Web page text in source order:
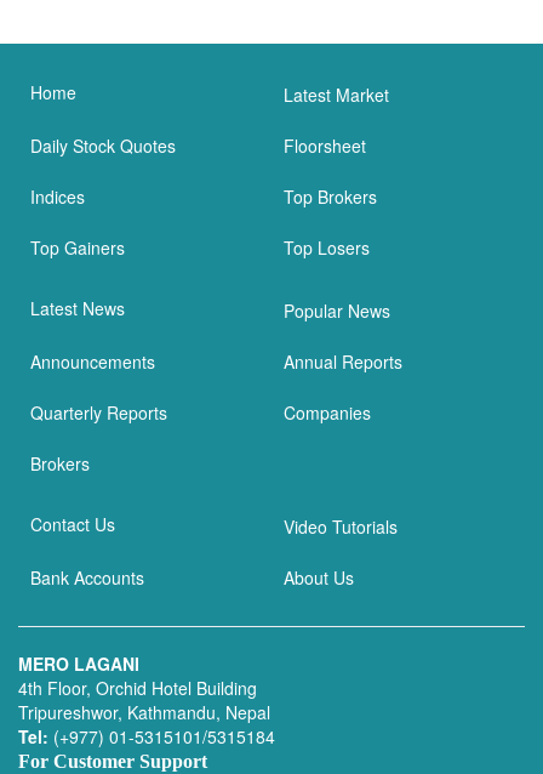
Home Latest Market
Daily Stock Quotes Floorsheet
Indices Top Brokers
Top Gainers Top Losers
Latest News Popular News
Announcements Annual Reports
Quarterly Reports Companies
Brokers
Contact Us Video Tutorials
Bank Accounts About Us
MERO LAGANI
4th Floor, Orchid Hotel Building
Tripureshwor, Kathmandu, Nepal
Tel: (+977) 01-5315101/5315184
For Customer Support